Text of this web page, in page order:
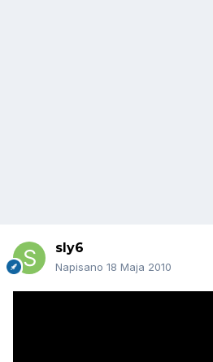
sly6
Napisano 18 Maja 2010